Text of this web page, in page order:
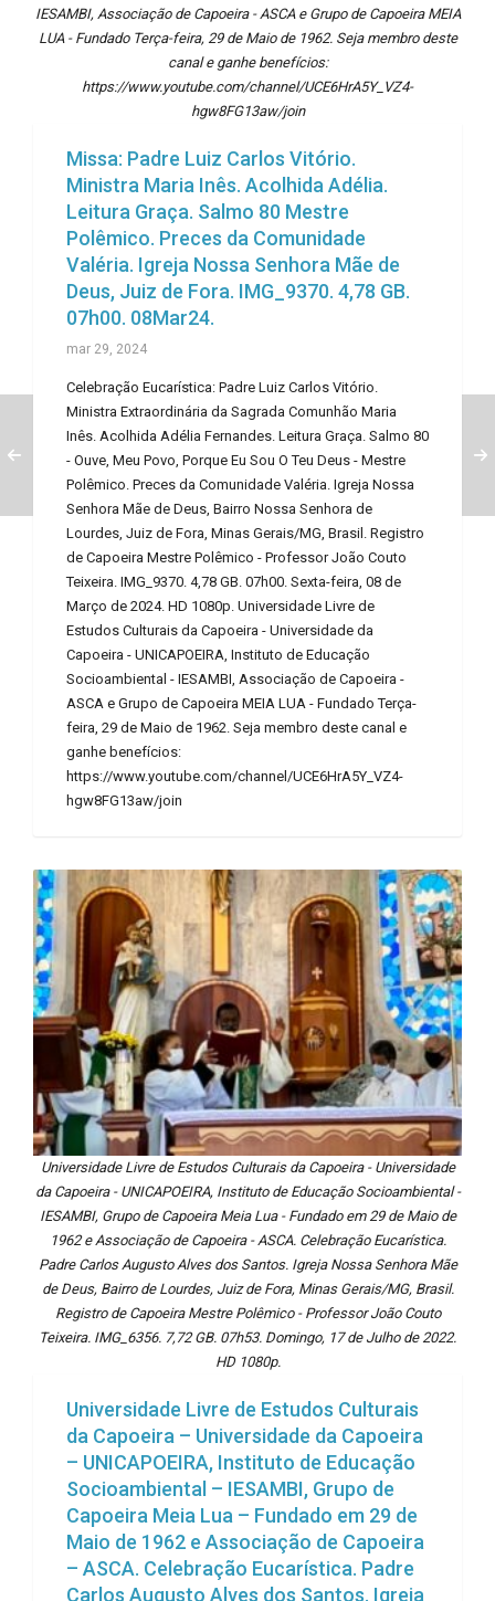
IESAMBI, Associação de Capoeira - ASCA e Grupo de Capoeira MEIA
LUA - Fundado Terça-feira, 29 de Maio de 1962. Seja membro deste
canal e ganhe benefícios:
https://www.youtube.com/channel/UCE6HrA5Y_VZ4-
hgw8FG13aw/join
Missa: Padre Luiz Carlos Vitório.
Ministra Maria Inês. Acolhida Adélia.
Leitura Graça. Salmo 80 Mestre
Polêmico. Preces da Comunidade
Valéria. Igreja Nossa Senhora Mãe de
Deus, Juiz de Fora. IMG_9370. 4,78 GB.
07h00. 08Mar24.
mar 29, 2024
Celebração Eucarística: Padre Luiz Carlos Vitório.
Ministra Extraordinária da Sagrada Comunhão Maria
Inês. Acolhida Adélia Fernandes. Leitura Graça. Salmo 80
- Ouve, Meu Povo, Porque Eu Sou O Teu Deus - Mestre
Polêmico. Preces da Comunidade Valéria. Igreja Nossa
Senhora Mãe de Deus, Bairro Nossa Senhora de
Lourdes, Juiz de Fora, Minas Gerais/MG, Brasil. Registro
de Capoeira Mestre Polêmico - Professor João Couto
Teixeira. IMG_9370. 4,78 GB. 07h00. Sexta-feira, 08 de
Março de 2024. HD 1080p. Universidade Livre de
Estudos Culturais da Capoeira - Universidade da
Capoeira - UNICAPOEIRA, Instituto de Educação
Socioambiental - IESAMBI, Associação de Capoeira -
ASCA e Grupo de Capoeira MEIA LUA - Fundado Terça-
feira, 29 de Maio de 1962. Seja membro deste canal e
ganhe benefícios:
https://www.youtube.com/channel/UCE6HrA5Y_VZ4-
hgw8FG13aw/join
Universidade Livre de Estudos Culturais da Capoeira - Universidade
da Capoeira - UNICAPOEIRA, Instituto de Educação Socioambiental -
IESAMBI, Grupo de Capoeira Meia Lua - Fundado em 29 de Maio de
1962 e Associação de Capoeira - ASCA. Celebração Eucarística.
Padre Carlos Augusto Alves dos Santos. Igreja Nossa Senhora Mãe
de Deus, Bairro de Lourdes, Juiz de Fora, Minas Gerais/MG, Brasil.
Registro de Capoeira Mestre Polêmico - Professor João Couto
Teixeira. IMG_6356. 7,72 GB. 07h53. Domingo, 17 de Julho de 2022.
HD 1080p.
Universidade Livre de Estudos Culturais
da Capoeira – Universidade da Capoeira
– UNICAPOEIRA, Instituto de Educação
Socioambiental – IESAMBI, Grupo de
Capoeira Meia Lua – Fundado em 29 de
Maio de 1962 e Associação de Capoeira
– ASCA. Celebração Eucarística. Padre
Carlos Augusto Alves dos Santos. Igreja